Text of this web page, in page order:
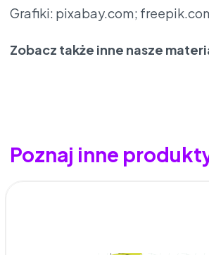
Grafiki: pixabay.com;
Zobacz także inne nasze
Poznaj inne